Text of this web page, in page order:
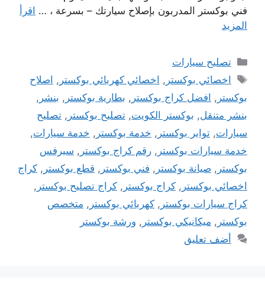
فني بوكستر المدربون بإصلاح سيارتك – بسرعة ، … اقرأ
المزيد
التصنيفات
تصليح سيارات
الوسوم
اخصائي بوكستر , اخصائي كهربائي بوكستر , اصلاح
بوكستر , افضل كراج بوكستر , بطارية بوكستر , بنشر ,
بنشر متنقل, بوكستر الكويت, تصليح بوكستر , تصليح
سيارات, تواير بوكستر , خدمة بوكستر , خدمة سيارات,
خدمة سيارات بوكستر , رقم كراج بوكستر , سيرفس
بوكستر , صيانة بوكستر , فني بوكستر , قطع بوكستر , كراج
اخصائي بوكستر , كراج بوكستر , كراج تصليح بوكستر ,
كراج سيارات بوكستر , كهربائي بوكستر , متخصص
بوكستر , ميكانيكي بوكستر , ورشة بوكستر
أضف تعليق